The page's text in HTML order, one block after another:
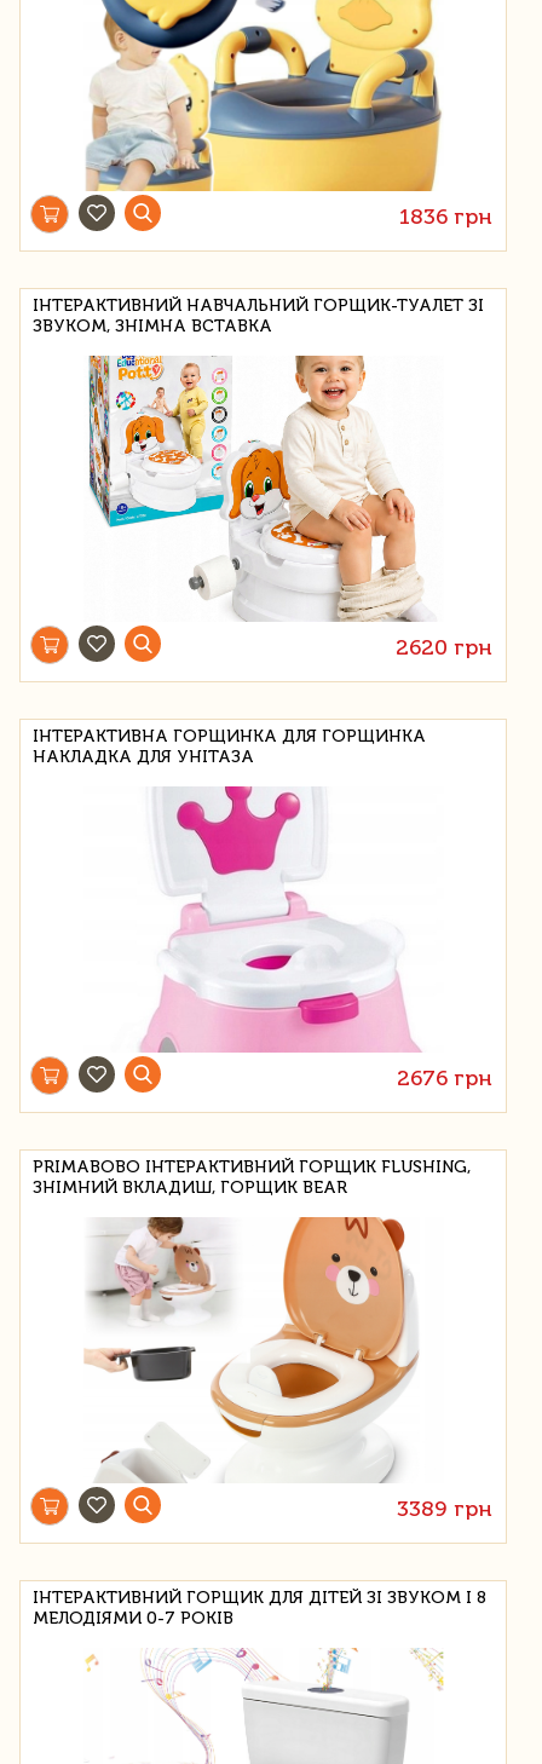
1836 грн
ІНТЕРАКТИВНИЙ НАВЧАЛЬНИЙ ГОРЩИК-ТУАЛЕТ ЗІ
ЗВУКОМ, ЗНІМНА ВСТАВКА
2620 грн
ІНТЕРАКТИВНА ГОРЩИНКА ДЛЯ ГОРЩИНКА
НАКЛАДКА ДЛЯ УНІТАЗА
2676 грн
PRIMABOBO ІНТЕРАКТИВНИЙ ГОРЩИК FLUSHING,
ЗНІМНИЙ ВКЛАДИШ, ГОРЩИК BEAR
3389 грн
ІНТЕРАКТИВНИЙ ГОРЩИК ДЛЯ ДІТЕЙ ЗІ ЗВУКОМ І 8
МЕЛОДІЯМИ 0-7 РОКІВ